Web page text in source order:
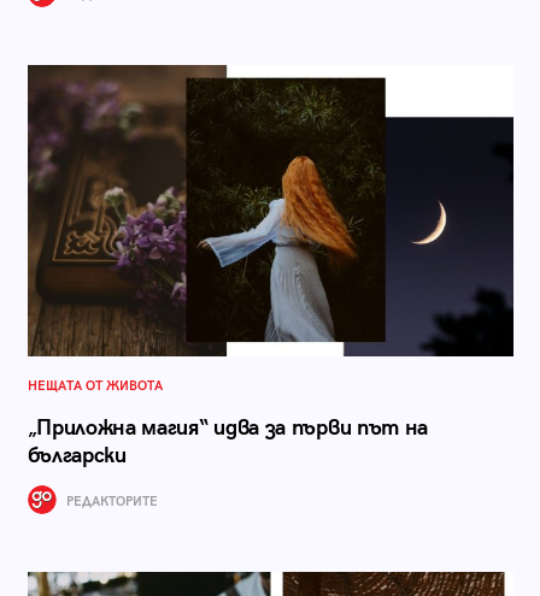
НЕЩАТА ОТ ЖИВОТА
„Приложна магия“ идва за първи път на
български
РЕДАКТОРИТЕ